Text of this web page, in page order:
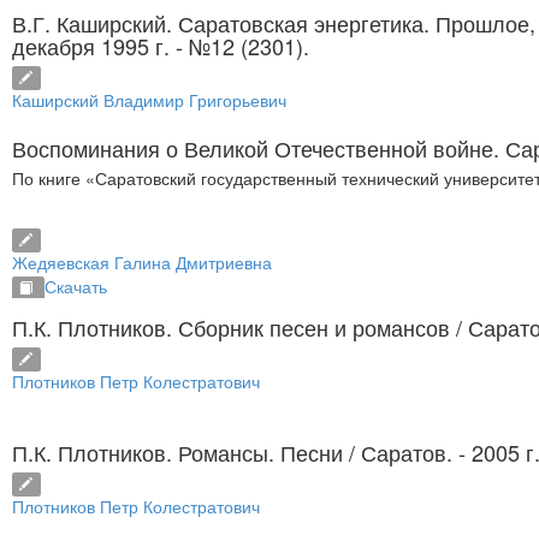
В.Г. Каширский. Саратовская энергетика.
декабря 1995 г. - №12 (2301).
Каширский Владимир Григорьевич
Воспоминания о Великой Отечественной войне.
По книге «Саратовский государственный технический
Жедяевская Галина Дмитриевна
Скачать
П.К. Плотников. Сборник песен и романсов /
Плотников Петр Колестратович
П.К. Плотников. Романсы. Песни / Саратов. - 2005 г.
Плотников Петр Колестратович